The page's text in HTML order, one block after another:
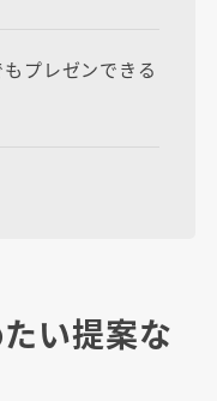
プレゼンできる
い提案な